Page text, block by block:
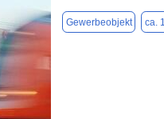
Gewerbeobjekt ca.